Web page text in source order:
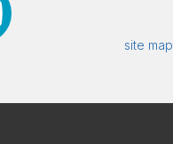
site map